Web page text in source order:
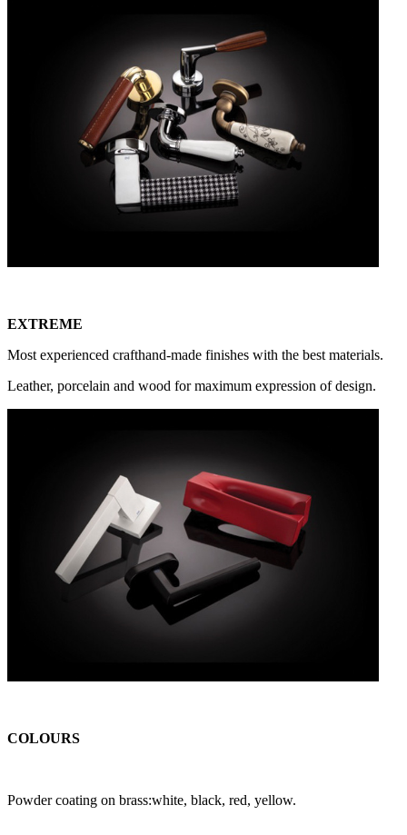
EXTREME
Most experienced crafthand-made finishes with the best materials.
Leather, porcelain and wood for maximum expression of design.
COLOURS
Powder coating on brass:white, black, red, yellow.